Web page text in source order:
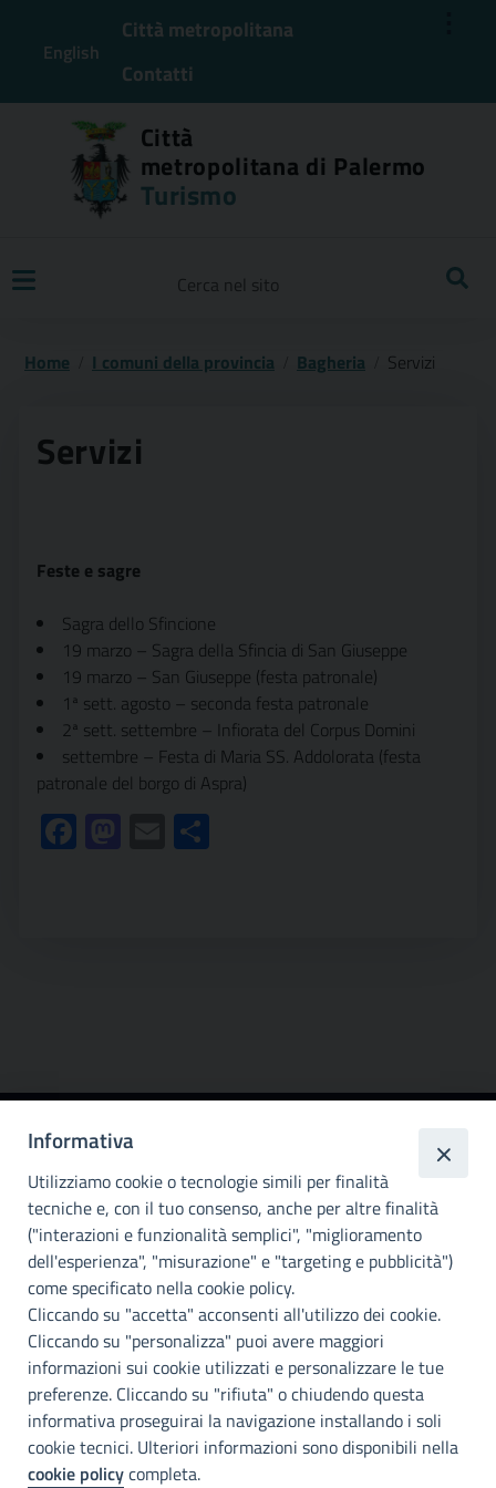
English
Città metropolitana
Contatti
Città
metropolitana di Palermo
Turismo
Home I comuni della provincia Bagheria Servizi
Servizi
Feste e sagre
Sagra dello Sfincione
19 marzo – Sagra della Sfincia di San Giuseppe
19 marzo – San Giuseppe (festa patronale)
1ª sett. agosto – seconda festa patronale
2ª sett. settembre – Infiorata del Corpus Domini
settembre – Festa di Maria SS. Addolorata (festa
patronale del borgo di Aspra)
Facebook
Mastodon
Email
Città
metropolitana di
Palermo
INFO E CONTATTI
I nostri canali social
Accessibilità
Città Metropolitana di Palermo si impegna a rendere il proprio sito
web accessibile, conformemente al D.lgs. 10 agosto 2018, n°106
che ha recepito la direttiva UE 2016/2102 del Parlamento euopeo e
del Consiglio.
Informativa
Utilizziamo cookie o tecnologie simili per finalità
tecniche e, con il tuo consenso, anche per altre finalità
("interazioni e funzionalità semplici", "miglioramento
dell'esperienza", "misurazione" e "targeting e pubblicità")
come specificato nella cookie policy.
Cliccando su "accetta" acconsenti all'utilizzo dei cookie.
Cliccando su "personalizza" puoi avere maggiori
informazioni sui cookie utilizzati e personalizzare le tue
preferenze. Cliccando su "rifiuta" o chiudendo questa
informativa proseguirai la navigazione installando i soli
cookie tecnici. Ulteriori informazioni sono disponibili nella
cookie policycompleta.